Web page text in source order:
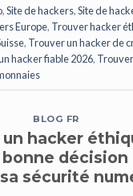
,Site de hackers,Site de
Europe, Trouver hacker
, Trouver un hacker de
hacker fiable 2026,
BLOG FR
hacker
décision
sécurité